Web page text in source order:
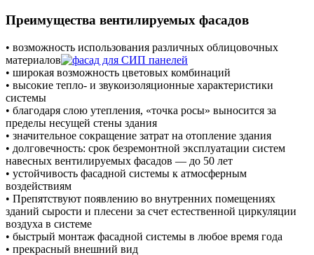
Преимущества вентилируемых фасадов
• возможность использования различных облицовочных
материалов
• широкая возможность цветовых комбинаций
• высокие тепло- и звукоизоляционные характеристики
системы
• благодаря слою утепления, «точка росы» выносится за
пределы несущей стены здания
• значительное сокращение затрат на отопление здания
• долговечность: срок безремонтной эксплуатации систем
навесных вентилируемых фасадов — до 50 лет
• устойчивость фасадной системы к атмосферным
воздействиям
• Препятствуют появлению во внутренних помещениях
зданий сырости и плесени за счет естественной циркуляции
воздуха в системе
• быстрый монтаж фасадной системы в любое время года
• прекрасный внешний вид